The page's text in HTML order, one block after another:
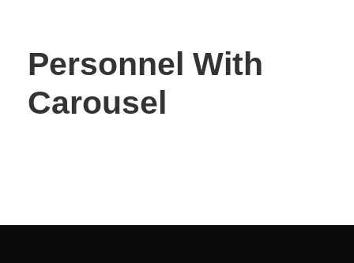
Personnel With
Carousel